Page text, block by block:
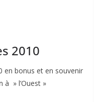
2010
en bonus et en souvenir
à » l’Ouest »